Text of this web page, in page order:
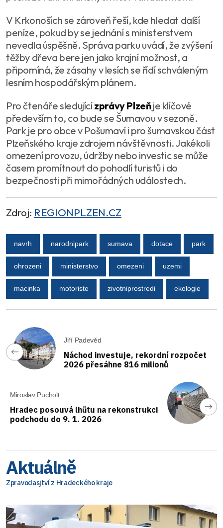
V Krkonoších se zároveň řeší, kde hledat další
peníze, pokud by se jednání s ministerstvem
nevedla úspěšně. Správa parku uvádí, že zvýšení
těžby dřeva bere jen jako krajní možnost, a
připomíná, že zásahy v lesích se řídí schváleným
lesním hospodářským plánem.
Pro čtenáře sledujícízprávy Plzeňje klíčové
především to, co bude se Šumavou v sezoně.
Park je pro obce v Pošumaví i pro šumavskou část
Plzeňského kraje zdrojem návštěvnosti. Jakékoli
omezení provozu, údržby nebo investic se může
časem promítnout do pohodlí turistů i do
bezpečnosti při mimořádných událostech.
Zdroj: REGIONPLZEN.CZ
navrh narodnipark sumava dotace park
ohrozeni ministerstvo omezeni uzemi
macinka motoriste zivotniprostredi ekologie
Jiří Padevěd
Náchod investuje, rekordní rozpočet
2026 přesáhne 816 milionů
Miroslav Pucholt
Hradec posouvá lhůtu na rekonstrukci
podchodu do 9. 1. 2026
Aktuálně
Zpravodasjtví z Hradeckého kraje